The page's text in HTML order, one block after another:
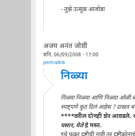
- तुझे उत्सुक आजोबा
अजय अनंत जोशी
शनि, 06/09/2008 - 17:00
permalink
निळ्या
निळ्या निळ्या आणि निळ्या ओळी
स्पष्ट्पणे कुठ दिलं आहेस ? दाखव
****वरील दोनही शेर आवडले.
पसार, येतेहे मस्त.